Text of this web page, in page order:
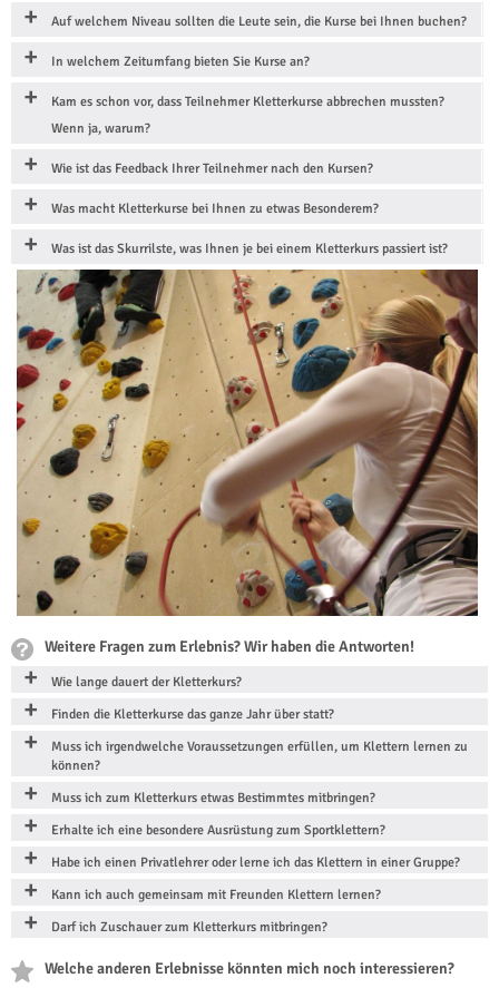
Auf welchem Niveau sollten die Leute sein, die Kurse bei Ihnen buchen?
In welchem Zeitumfang bieten Sie Kurse an?
Kam es schon vor, dass Teilnehmer Kletterkurse abbrechen mussten?
Wenn ja, warum?
Wie ist das Feedback Ihrer Teilnehmer nach den Kursen?
Was macht Kletterkurse bei Ihnen zu etwas Besonderem?
Was ist das Skurrilste, was Ihnen je bei einem Kletterkurs passiert ist?
Weitere Fragen zum Erlebnis? Wir haben die Antworten!
Wie lange dauert der Kletterkurs?
Finden die Kletterkurse das ganze Jahr über statt?
Muss ich irgendwelche Voraussetzungen erfüllen, um Klettern lernen zu
können?
Muss ich zum Kletterkurs etwas Bestimmtes mitbringen?
Erhalte ich eine besondere Ausrüstung zum Sportklettern?
Habe ich einen Privatlehrer oder lerne ich das Klettern in einer Gruppe?
Kann ich auch gemeinsam mit Freunden Klettern lernen?
Darf ich Zuschauer zum Kletterkurs mitbringen?
Welche anderen Erlebnisse könnten mich noch interessieren?